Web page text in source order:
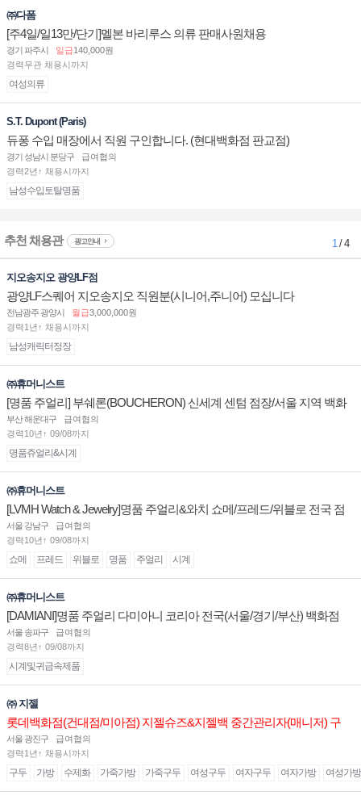
㈜다폼
[주4일/일13만/단기]멜본 바리루스 의류 판매사원채용
경기 파주시 일급140,000원
경력무관 채용시까지
여성의류
S.T. Dupont (Paris)
듀퐁 수입 매장에서 직원 구인합니다. (현대백화점 판교점)
경기 성남시 분당구
급여협의
경력2년↑ 채용시까지
남성수입토탈명품
추천 채용관 광고안내 1/ 4
지오송지오 광양LF점
광양LF스퀘어 지오송지오 직원분(시니어,주니어) 모십니다
전남광주 광양시 월급3,000,000원
경력1년↑ 채용시까지
남성캐릭터정장
㈜휴머니스트
[명품 주얼리] 부쉐론(BOUCHERON) 신세계 센텀 점장/서울 지역 백화
점 판매사원 채용
부산 해운대구
급여협의
경력10년↑ 09/08까지
명품쥬얼리&시계
㈜휴머니스트
[LVMH Watch & Jewelry]명품 주얼리&와치 쇼메/프레드/위블로 전국 점
장/부점장/판매사원 채용
서울 강남구
급여협의
경력10년↑ 09/08까지
쇼메 프레드 위블로 명품 주얼리 시계
㈜휴머니스트
[DAMIANI]명품 주얼리 다미아니 코리아 전국(서울/경기/부산) 백화점
부점장/판매사원 채용
서울 송파구
급여협의
경력8년↑ 09/08까지
시계및귀금속제품
㈜ 지젤
롯데백화점(건대점/미아점) 지젤슈즈&지젤백 중간관리자(매니저) 구
인합니다
서울 광진구
급여협의
경력1년↑ 채용시까지
구두 가방 수제화 가죽가방 가죽구두 여성구두 여자구두 여자가방 여성가방